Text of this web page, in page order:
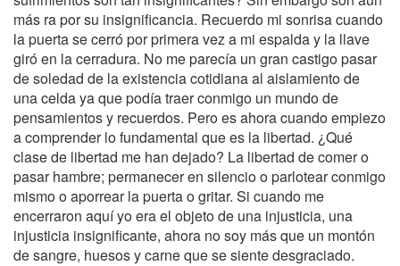
más ra por su insignificancia. Recuerdo mi sonrisa cuando
la puerta se cerró por primera vez a mi espalda y la llave
giró en la cerradura. No me parecía un gran castigo pasar
de soledad de la existencia cotidiana al aislamiento de
una celda ya que podía traer conmigo un mundo de
pensamientos y recuerdos. Pero es ahora cuando empiezo
a comprender lo fundamental que es la libertad. ¿Qué
clase de libertad me han dejado? La libertad de comer o
pasar hambre; permanecer en silencio o parlotear conmigo
mismo o aporrear la puerta o gritar. Si cuando me
encerraron aquí yo era el objeto de una injusticia, una
injusticia insignificante, ahora no soy más que un montón
de sangre, huesos y carne que se siente desgraciado.